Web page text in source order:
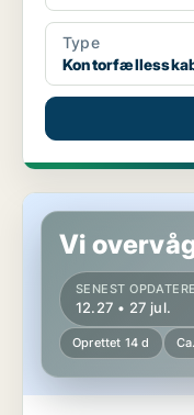
Type
Restaurant i Århus C
Vi
SENEST
12.27 • 27 jul.
Oprettet 14 d